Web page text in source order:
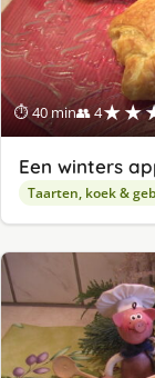
⏱ 40 min👥 4
Een winters
Taarten, koek &